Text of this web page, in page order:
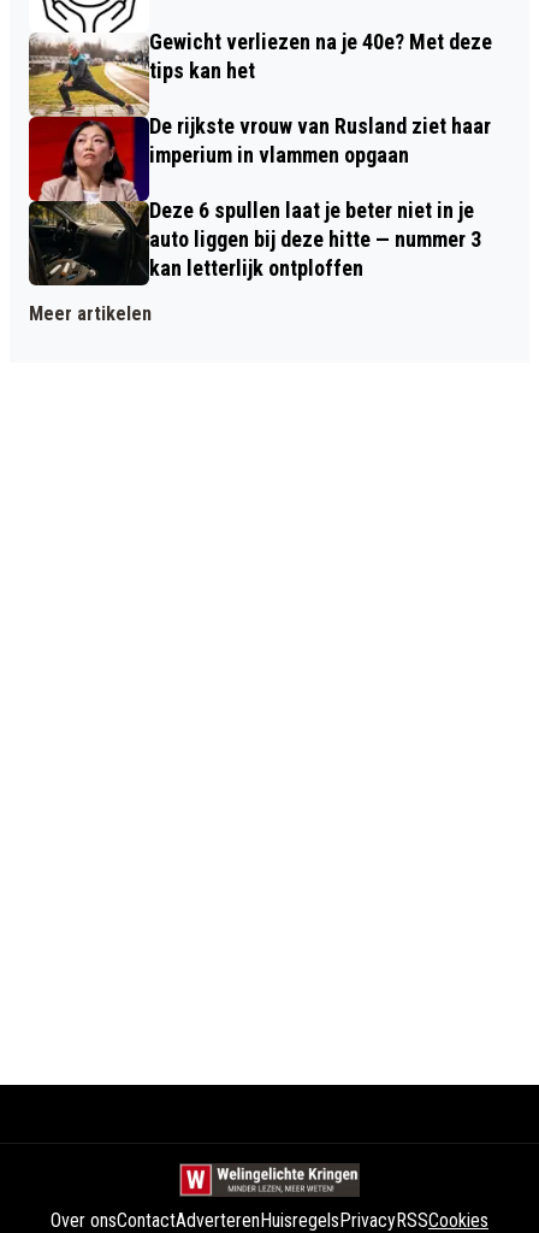
Gewicht verliezen na je 40e? Met deze
tips kan het
De rijkste vrouw van Rusland ziet haar
imperium in vlammen opgaan
Deze 6 spullen laat je beter niet in je
auto liggen bij deze hitte — nummer 3
kan letterlijk ontploffen
Meer artikelen
Over onsContactAdverterenHuisregelsPrivacyRSSCookies